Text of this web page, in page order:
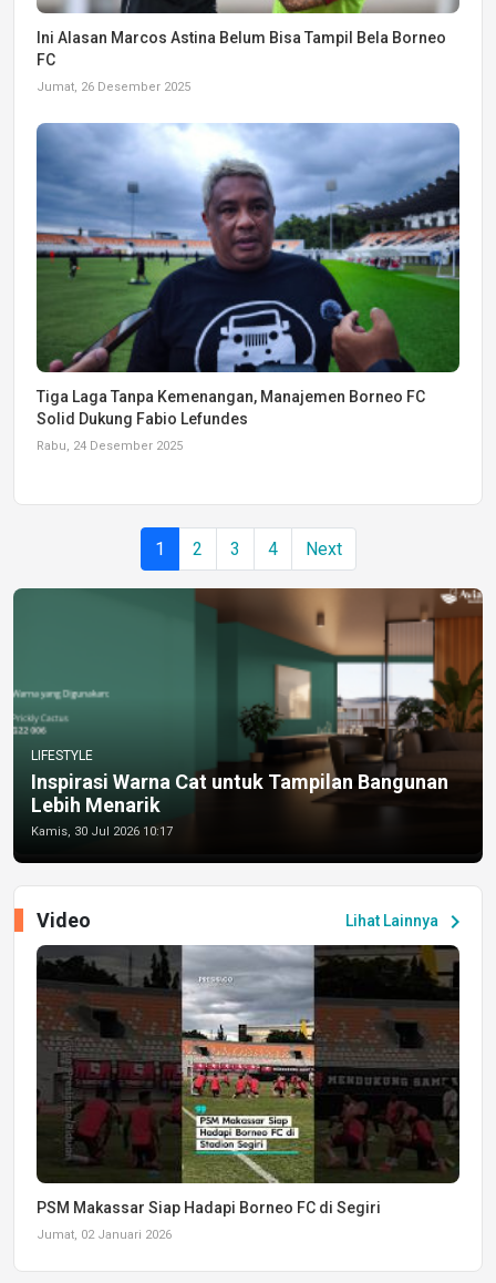
Ini Alasan Marcos Astina Belum Bisa Tampil Bela Borneo
FC
Jumat, 26 Desember 2025
Tiga Laga Tanpa Kemenangan, Manajemen Borneo FC
Solid Dukung Fabio Lefundes
Rabu, 24 Desember 2025
1 2 3 4 Next
LIFESTYLE
Inspirasi Warna Cat untuk Tampilan Bangunan
Lebih Menarik
Kamis, 30 Jul 2026 10:17
Lihat Lainnya chevron_right
Video
PSM Makassar Siap Hadapi Borneo FC di Segiri
Jumat, 02 Januari 2026